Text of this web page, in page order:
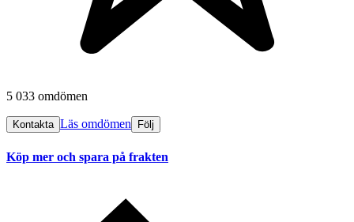
5 033 omdömen
Kontakta Läs omdömen Följ
Köp mer och spara på frakten